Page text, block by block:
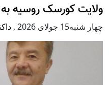
ولایت کورسک روسیه
چهار شنبه15 جولای 2026 ,